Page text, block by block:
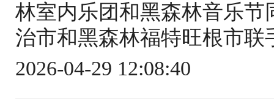
林室内乐团和黑森林音乐节
治市和黑森林福特旺根市
2026-04-29 12:08:40